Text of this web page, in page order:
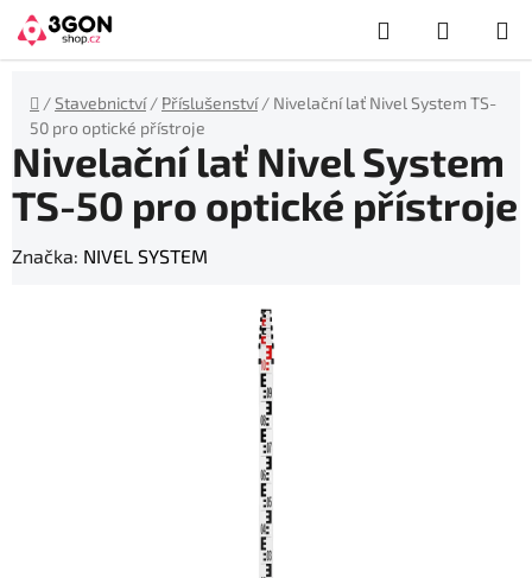
Přejít
na
obsah
Hledat
KOŠÍK
Domů
/Stavebnictví / Příslušenství / Nivelační lať Nivel System TS-
50 pro optické přístroje
Nivelační lať Nivel System
TS-50 pro optické přístroje
Značka: NIVEL SYSTEM